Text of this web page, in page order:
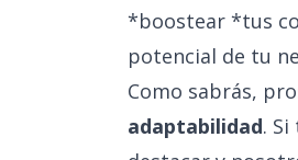
*boostear *tus
potencial de tu
Como sabrás,
adaptabilidad.